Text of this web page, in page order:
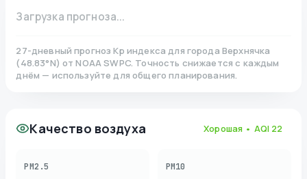
Загрузка прогноза...
27-дневный прогноз Kp индекса для города Верхнячка
(48.83°N)от NOAA SWPC. Точность снижается с каждым
днём — используйте для общего планирования.
Качество воздуха Хорошая • AQI 22
PM2.5 PM10